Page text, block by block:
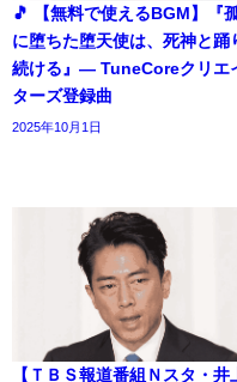
🎵 【無料で使えるBGM】『
に堕ちた堕天使は、死神と踊
続ける』― TuneCoreクリエ
ターズ登録曲
2025年10月1日
【ＴＢＳ報道番組Ｎスタ・井